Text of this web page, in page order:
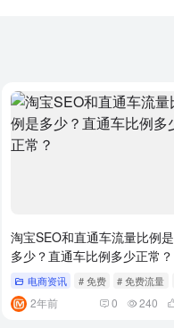
淘宝SEO和直通车流量比例是
多少？直通车比例多少正常？
电商资讯 # 免费 # 免费流量
2年前 0 240